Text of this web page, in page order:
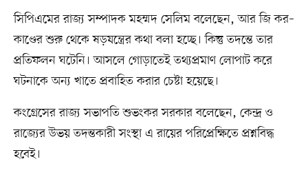
সিপিএমের রাজ্য সম্পাদক মহম্মদ সেলিম বলেছেন, আর জি কর–
কাণ্ডের শুরু থেকে ষড়যন্ত্রের কথা বলা হচ্ছে। কিন্তু তদন্তে তার
প্রতিফলন ঘটেনি। আসলে গোড়াতেই তথ্যপ্রমাণ লোপাট করে
ঘটনাকে অন্য খাতে প্রবাহিত করার চেষ্টা হয়েছে।
কংগ্রেসের রাজ্য সভাপতি শুভংকর সরকার বলেছেন, কেন্দ্র ও
রাজ্যের উভয় তদন্তকারী সংস্থা এ রায়ের পরিপ্রেক্ষিতে প্রশ্নবিদ্ধ
হবেই।